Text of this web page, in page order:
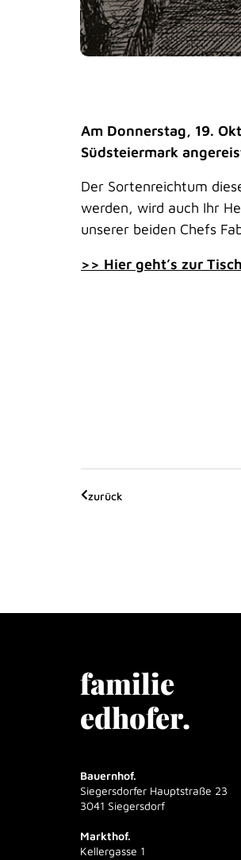
Am Donnerstag, 19.
Südsteiermark
Der Sortenreichtum
werden, wird auch Ihr
unserer beiden Chefs
>> Hier geht’s zur
zurück
familie
edhofer.
Bauernhof.
Siegersdorfer Hauptstraße 23
3041 Siegersdorf
Markthof.
Kellergasse 1